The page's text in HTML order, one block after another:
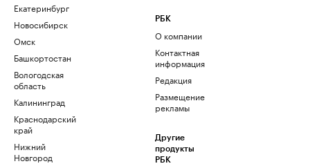
Екатеринбург
Новосибирск
Омск
Башкортостан
Вологодская
область
Калининград
Краснодарский
край
Нижний
Новгород
РБК
О компании
Контактная
информация
Редакция
Размещение
рекламы
Другие
продукты
РБК